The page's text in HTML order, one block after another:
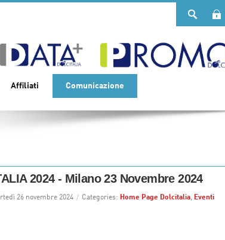
Affiliati Comunicazione
2024 - Milano 23 Novembre 2024
26 novembre 2024 / Categories: Home Page Dolcitalia, Eventi